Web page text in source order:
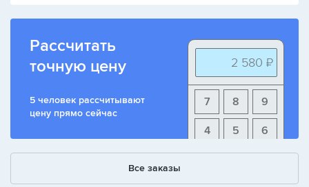
Рассчитать
точную цену
5 человек рассчитывают
цену прямо сейчас
2 580 ₽
9
8
7
6
5
4
Все заказы